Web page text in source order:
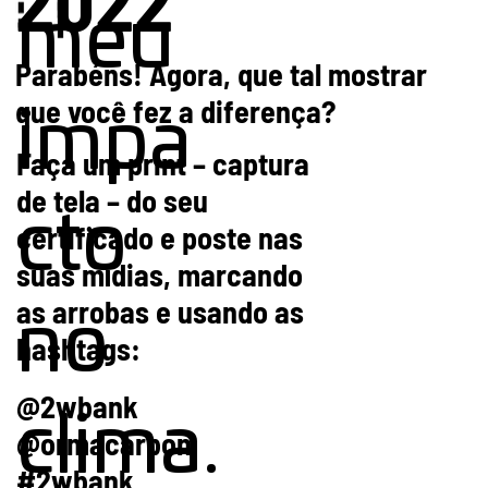
meu
impa
cto
no
clima.
Parabéns! Agora, que tal mostrar
que você fez a diferença?
Faça um print – captura
de tela – do seu
certificado e poste nas
suas mídias, marcando
as arrobas e usando as
hashtags:
@2wbank
@ormacarbon
#2wbank